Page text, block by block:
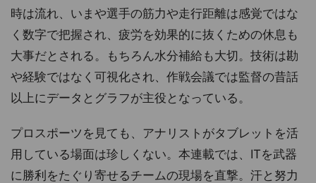
時は流れ、いまや選手の筋力や走行距離は感覚ではな
く数字で把握され、疲労を効果的に抜くための休息も
大事だとされる。もちろん水分補給も大切。技術は勘
や経験ではなく可視化され、作戦会議では監督の昔話
以上にデータとグラフが主役となっている。
プロスポーツを見ても、アナリストがタブレットを活
用している場面は珍しくない。本連載では、ITを武器
に勝利をたぐり寄せるチームの現場を直撃。汗と努力